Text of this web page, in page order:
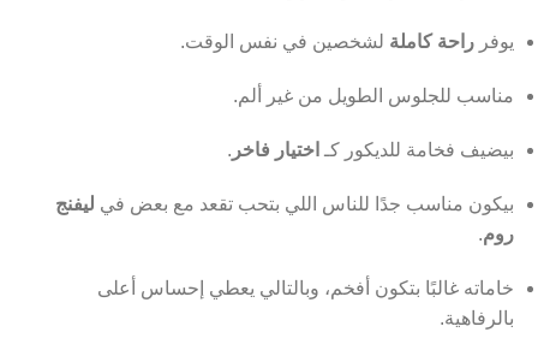
يوفر راحة كاملة لشخصين في نفس الوقت.
مناسب للجلوس الطويل من غير ألم.
بيضيف فخامة للديكور كـ اختيار فاخر .
بيكون مناسب جدًا للناس اللي بتحب تقعد مع بعض في ليفنج
روم.
خاماته غالبًا بتكون أفخم، وبالتالي يعطي إحساس أعلى
بالرفاهية.